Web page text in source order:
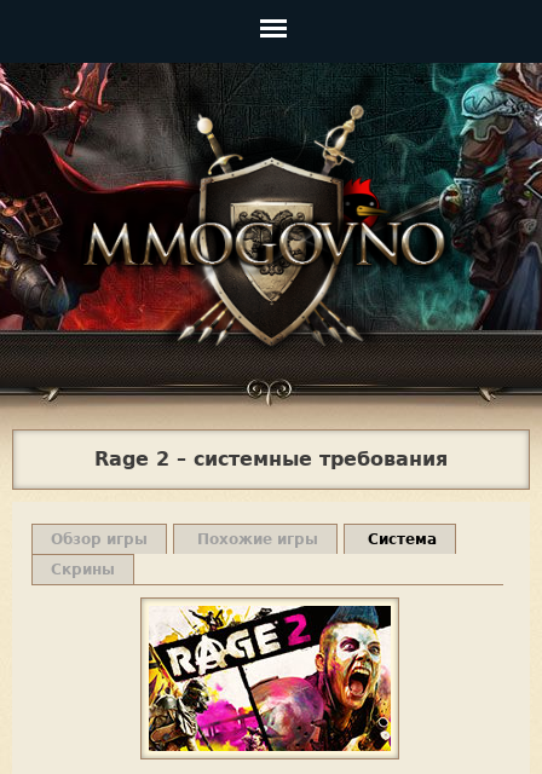
Главное
меню
Jump to navigation
Rage 2 – системные требования
Обзор игры Похожие игры
Система
Скрины